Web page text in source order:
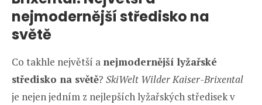
nejmodernější středisko na
světě
Co takhle největší a nejmodernější lyžařské
středisko na světě? SkiWelt Wilder Kaiser-Brixental
je nejen jedním z nejlepších lyžařských středisek v